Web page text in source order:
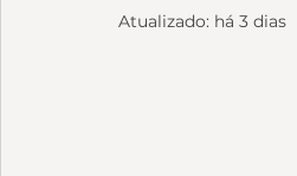
Atualizado: há 3 dias